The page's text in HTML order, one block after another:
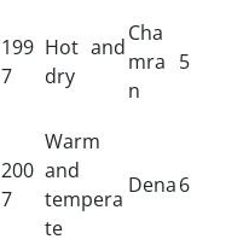
199
7
Hot and
dry
Cha
mra
n
5
200
7
Warm
and
tempera
te
Dena6